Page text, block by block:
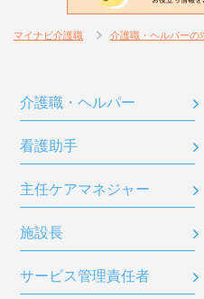
マイナビ介護職 介護職・ヘルパーの
介護職・ヘルパー
看護助手
主任ケアマネジャー
施設長
サービス管理責任者